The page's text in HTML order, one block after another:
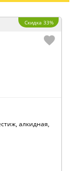
Скидка 33%
алкидная,